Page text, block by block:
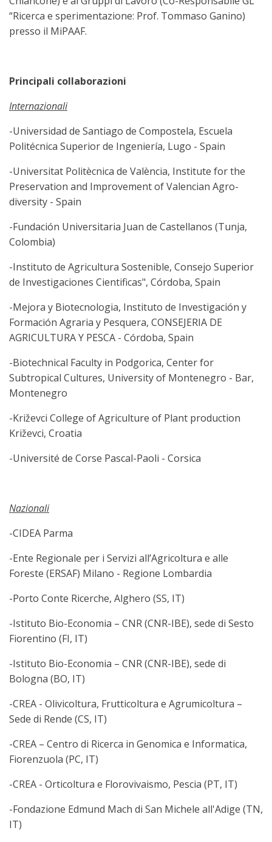
“Ricerca e sperimentazione: Prof. Tommaso Ganino)
presso il MiPAAF.
Principali collaborazioni
Internazionali
-Universidad de Santiago de Compostela, Escuela
Politécnica Superior de Ingeniería, Lugo - Spain
-Universitat Politècnica de València, Institute for the
Preservation and Improvement of Valencian Agro-
diversity - Spain
-Fundación Universitaria Juan de Castellanos (Tunja,
Colombia)
-Instituto de Agricultura Sostenible, Consejo Superior
de Investigaciones Cientificas", Córdoba, Spain
-Mejora y Biotecnologia, Instituto de Investigación y
Formación Agraria y Pesquera, CONSEJERIA DE
AGRICULTURA Y PESCA - Córdoba, Spain
-Biotechnical Faculty in Podgorica, Center for
Subtropical Cultures, University of Montenegro - Bar,
Montenegro
-Križevci College of Agriculture of Plant production
Križevci, Croatia
-Université de Corse Pascal-Paoli - Corsica
Nazionali
-CIDEA Parma
-Ente Regionale per i Servizi all’Agricoltura e alle
Foreste (ERSAF) Milano - Regione Lombardia
-Porto Conte Ricerche, Alghero (SS, IT)
-Istituto Bio-Economia – CNR (CNR-IBE), sede di Sesto
Fiorentino (FI, IT)
-Istituto Bio-Economia – CNR (CNR-IBE), sede di
Bologna (BO, IT)
-CREA - Olivicoltura, Frutticoltura e Agrumicoltura –
Sede di Rende (CS, IT)
-CREA – Centro di Ricerca in Genomica e Informatica,
Fiorenzuola (PC, IT)
-CREA - Orticoltura e Florovivaismo, Pescia (PT, IT)
-Fondazione Edmund Mach di San Michele all'Adige (TN,
IT)